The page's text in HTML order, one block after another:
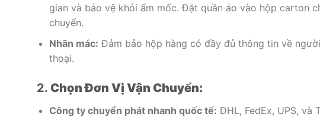
gian và bảo vệ khỏi ẩm mốc. Đặt quần áo vào hộp carton
chuyển.
Nhãn mác: Đảm bảo hộp hàng có đầy đủ thông tin về
thoại.
2. Chọn Đơn Vị Vận Chuyển:
Công ty chuyển phát nhanh quốc tế: DHL, FedEx, UPS,